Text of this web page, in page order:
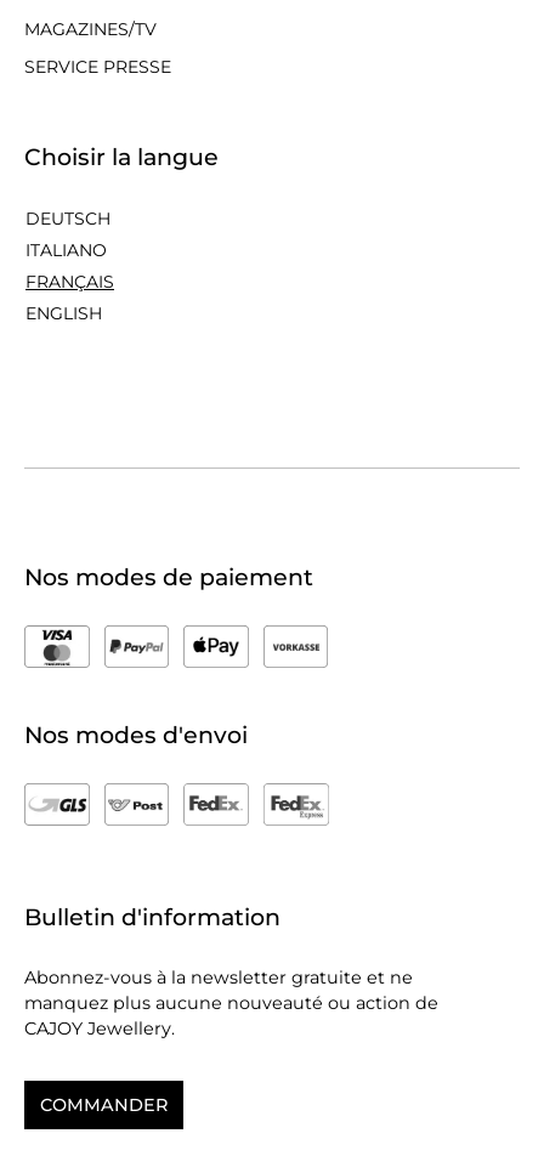
MAGAZINES/TV
SERVICE PRESSE
Choisir la langue
DEUTSCH
ITALIANO
FRANÇAIS
ENGLISH
Nos modes de paiement
Nos modes d'envoi
Bulletin d'information
Abonnez-vous à la newsletter gratuite et ne
manquez plus aucune nouveauté ou action de
CAJOY Jewellery.
COMMANDER